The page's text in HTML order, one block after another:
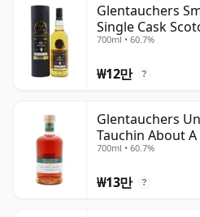
Glentauchers
Single Cask
700ml • 60.7%
₩12만 ?
Glentauchers
Tauchin About A
년산
700ml • 60.7%
₩13만 ?